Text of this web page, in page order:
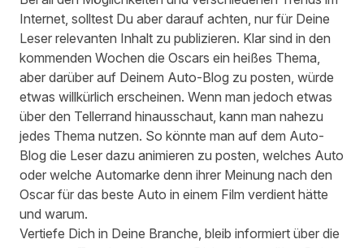
Internet, solltest Du aber darauf achten, nur für Deine
Leser relevanten Inhalt zu publizieren. Klar sind in den
kommenden Wochen die Oscars ein heißes Thema,
aber darüber auf Deinem Auto-Blog zu posten, würde
etwas willkürlich erscheinen. Wenn man jedoch etwas
über den Tellerrand hinausschaut, kann man nahezu
jedes Thema nutzen. So könnte man auf dem Auto-
Blog die Leser dazu animieren zu posten, welches Auto
oder welche Automarke denn ihrer Meinung nach den
Oscar für das beste Auto in einem Film verdient hätte
und warum.
Vertiefe Dich in Deine Branche, bleib informiert über die